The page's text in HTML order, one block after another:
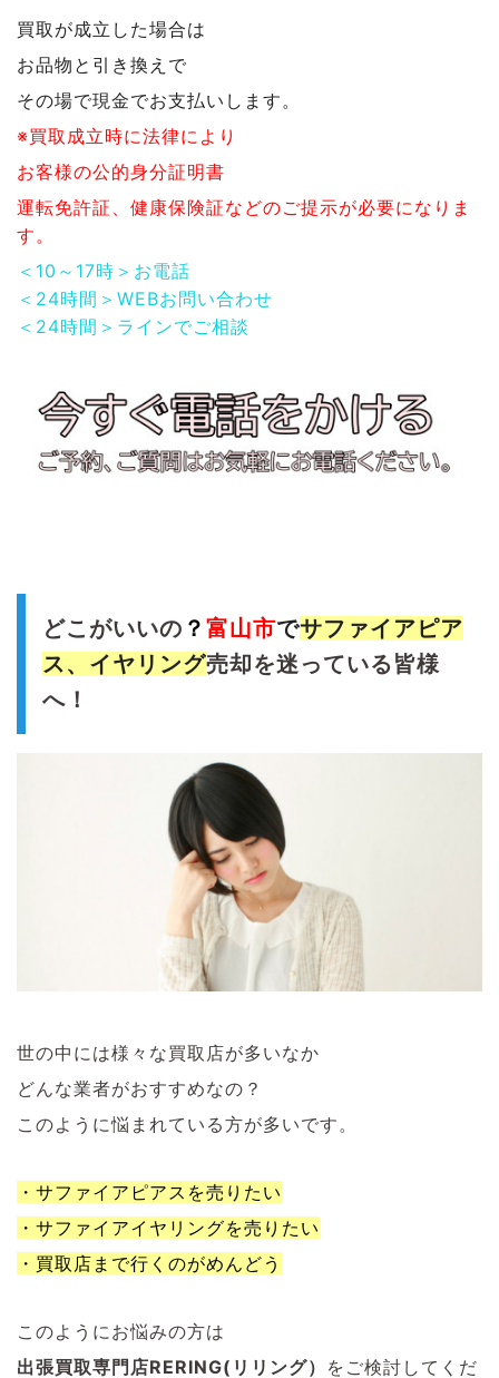
買取が成立した場合は
お品物と引き換えで
その場で現金でお支払いします。
※買取成立時に法律により
お客様の公的身分証明書
運転免許証、健康保険証などのご提示が必要になりま
す。
＜10～17時＞お電話
＜24時間＞WEBお問い合わせ
＜24時間＞ラインでご相談
どこがいいの ？ 富山市でサファイアピア
ス、イヤリング売却を迷っている皆様
へ！
世の中には様々な買取店が多いなか
どんな業者がおすすめなの？
このように悩まれている方が多いです。
・サファイアピアスを売りたい
・サファイアイヤリングを売りたい
・買取店まで行くのがめんどう
このようにお悩みの方は
出張買取専門店RERING(リリング） をご検討してくだ